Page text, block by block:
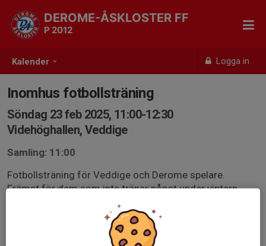
Kalender Logga in
DEROME-ÅSKLOSTER FF
P 2012
Inomhus fotbollsträning
Söndag 23 feb 2025, 11:00-12:30
Videhöghallen, Veddige
Samling: 11:00
Fotbollsträning för Veddige och Derome spelare.
Främst för dem som inte tränar något under vintern